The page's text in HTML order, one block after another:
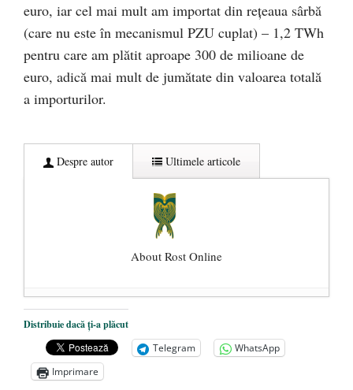
euro, iar cel mai mult am importat din rețeaua sârbă
(care nu este în mecanismul PZU cuplat) – 1,2 TWh
pentru care am plătit aproape 300 de milioane de
euro, adică mai mult de jumătate din valoarea totală
a importurilor.
Despre autor Ultimele articole
About Rost Online
Dezvăluiri cutremurătoare despre
președintele Ucrainei, Volodymyr
Zelensky
- 13 mai 2026
Statul care servește Națiunea
Distribuie dacă ți-a plăcut
Telegram
WhatsApp
Imprimare